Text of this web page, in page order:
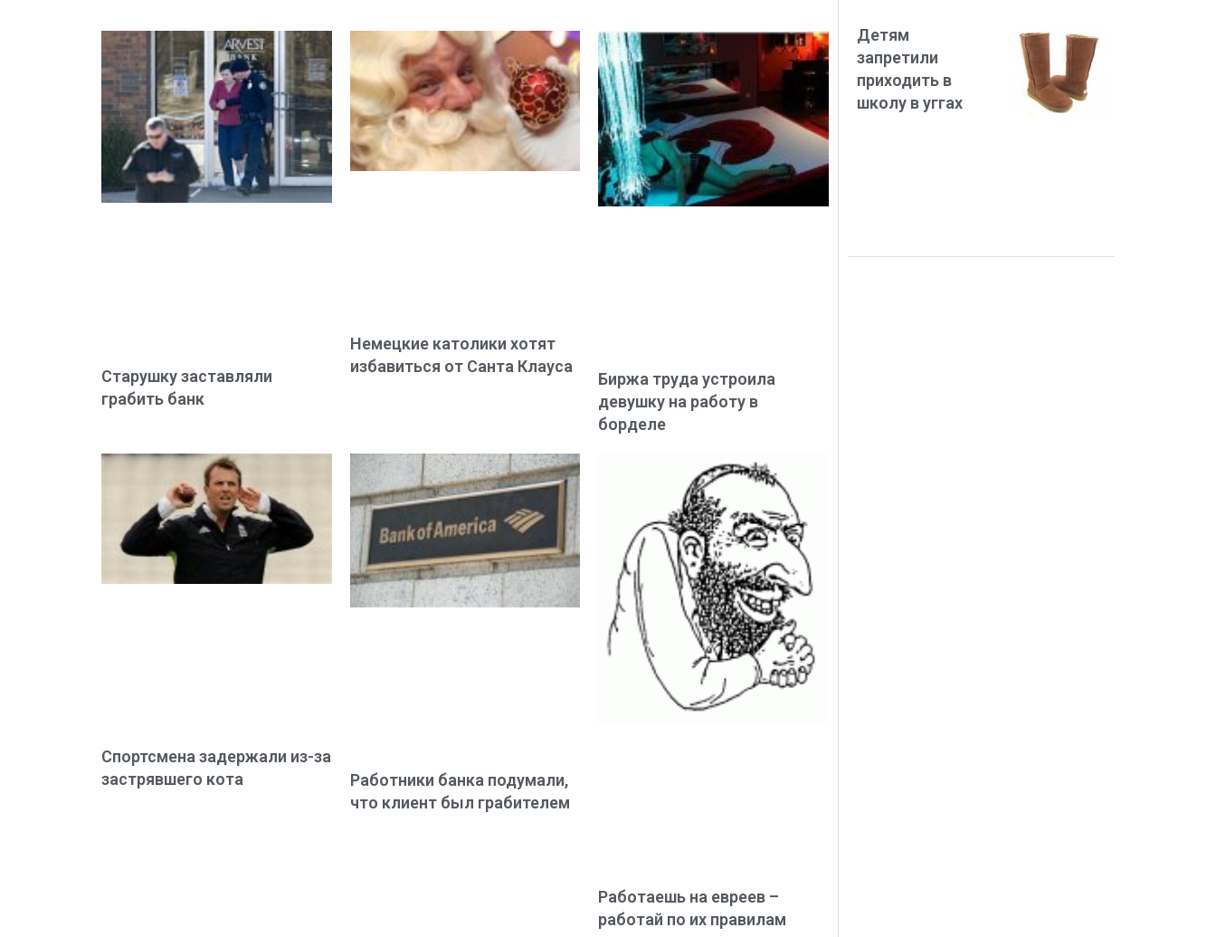
Старушку заставляли
грабить банк
Немецкие католики хотят
избавиться от Санта Клауса
Биржа труда устроила
девушку на работу в
борделе
Спортсмена задержали из-за
застрявшего кота
Работники банка подумали,
что клиент был грабителем
Работаешь на евреев –
работай по их правилам
Детям
запретили
приходить в
школу в уггах